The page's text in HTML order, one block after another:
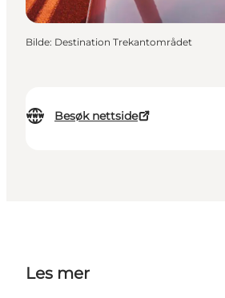
Besøk nettside
Bilde: Destination Trekantområdet
Les mer